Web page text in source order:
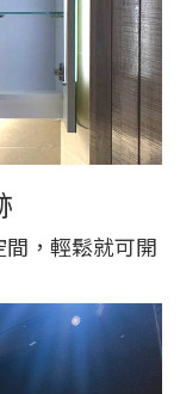
，輕鬆就可開